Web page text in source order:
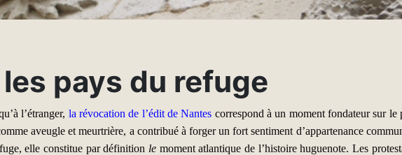
pays du refuge
l’étranger, la révocation de l’édit de Nantes correspond à un moment fondateur sur
aveugle et meurtrière, a contribué à forger un fort sentiment d’appartenance
elle constitue par définition le moment atlantique de l’histoire huguenote. Les